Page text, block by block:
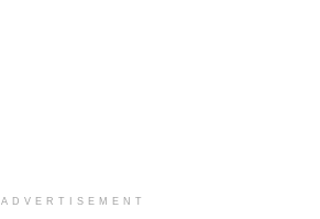
ADVERTISEMENT